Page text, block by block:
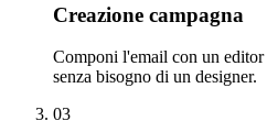
Creazione campagna
Componi l'email con un
senza bisogno di un designer.
03